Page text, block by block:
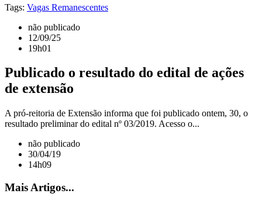
Tags: Vagas Remanescentes
não publicado
12/09/25
19h01
Publicado o resultado do edital de ações
de extensão
A pró-reitoria de Extensão informa que foi publicado ontem, 30, o
resultado preliminar do edital nº 03/2019. Acesso o...
não publicado
30/04/19
14h09
Mais Artigos...